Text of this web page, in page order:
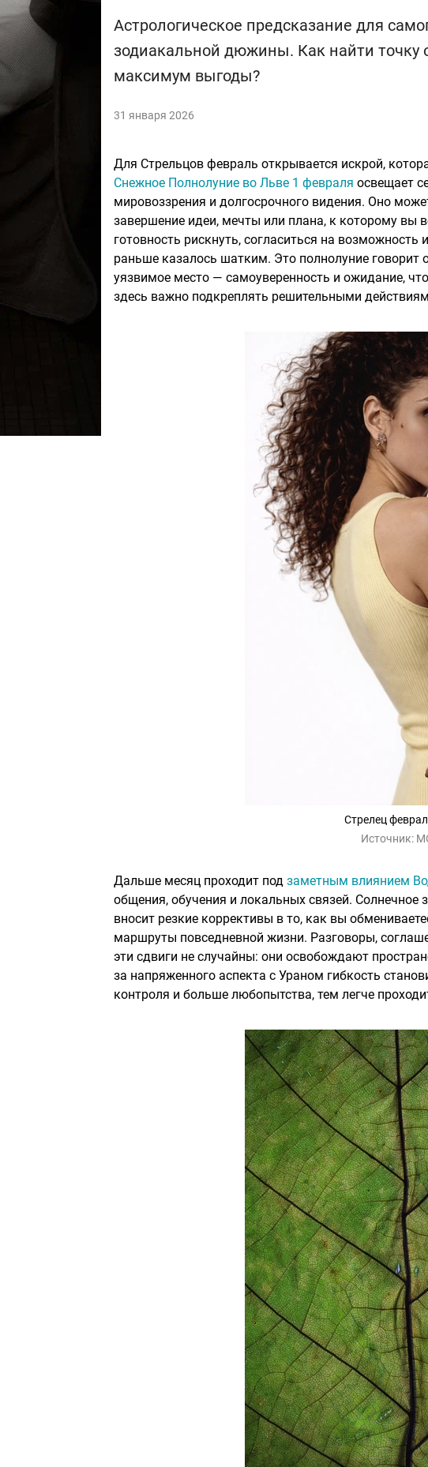
Астрологическое предсказание для
зодиакальной дюжины. Как найти точку
максимум выгоды?
31 января 2026
Для Стрельцов февраль открывается искрой,
Снежное Полнолуние во Льве 1 февраля освещает
мировоззрения и долгосрочного видения. Оно
завершение идеи, мечты или плана, к которому вы
готовность рискнуть, согласиться на
раньше казалось шатким. Это полнолуние говорит
уязвимое место — самоуверенность и ожидание,
здесь важно подкреплять решительными
Стрелец
Источник:
Дальше месяц проходит под заметным влиянием
общения, обучения и локальных связей. Солнечное
вносит резкие коррективы в то, как вы
маршруты повседневной жизни. Разговоры,
эти сдвиги не случайны: они освобождают
за напряженного аспекта с Ураном гибкость
контроля и больше любопытства, тем легче